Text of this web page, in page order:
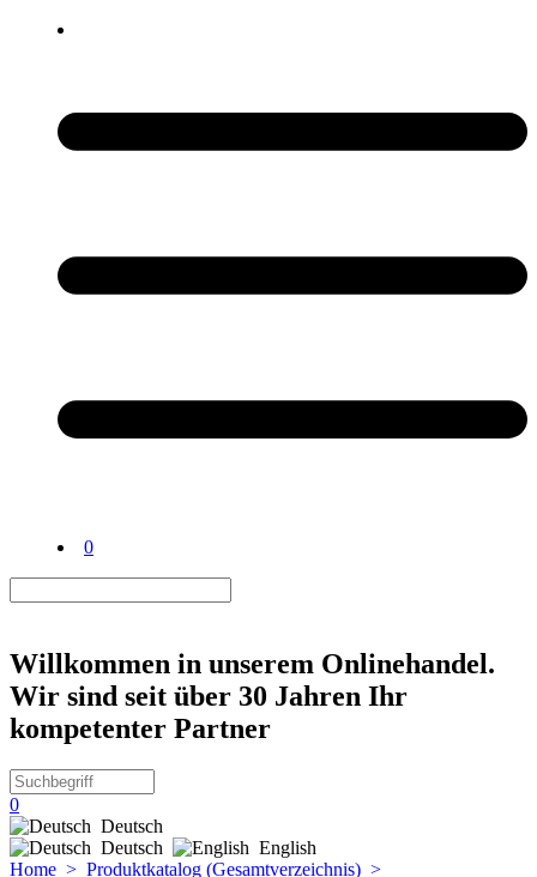
0
Willkommen in unserem Onlinehandel.
Wir sind seit über 30 Jahren Ihr
kompetenter Partner
0
Deutsch
Deutsch
English
Home > Produktkatalog (Gesamtverzeichnis) >